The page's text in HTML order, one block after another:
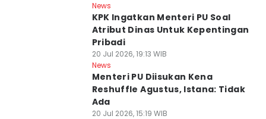
News
KPK Ingatkan Menteri PU Soal
Atribut Dinas Untuk Kepentingan
Pribadi
20 Jul 2026, 19:13 WIB
News
Menteri PU Diisukan Kena
Reshuffle Agustus, Istana: Tidak
Ada
20 Jul 2026, 15:19 WIB